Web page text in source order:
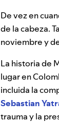
De vez en
de la cabeza.
noviembre y
La historia de
lugar en
incluida la
Sebastian
trauma y la